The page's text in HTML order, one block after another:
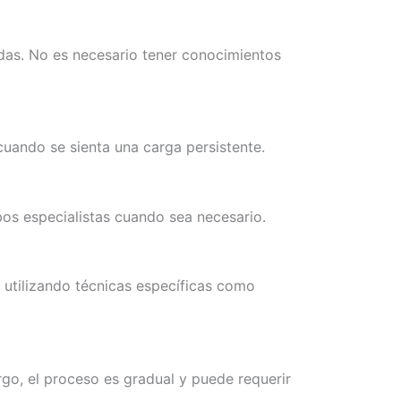
No es necesario tener conocimientos
se sienta una carga persistente.
especialistas cuando sea necesario.
técnicas específicas como
el proceso es gradual y puede requerir